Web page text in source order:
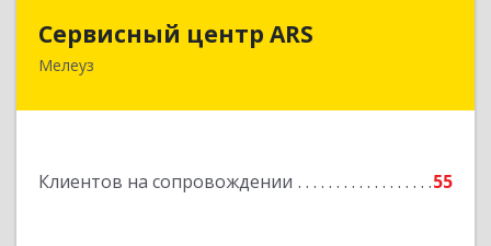
Сервисный центр ARS
Мелеуз
Клиентов на сопровождении 55